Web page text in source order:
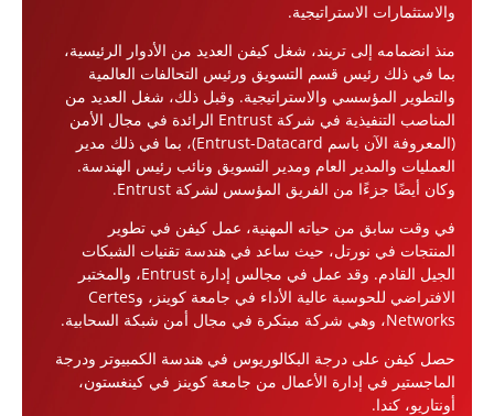
والاستثمارات الاستراتيجية.
منذ انضمامه إلى تريند، شغل كيفن العديد من الأدوار الرئيسية،
بما في ذلك رئيس قسم التسويق ورئيس التحالفات العالمية
والتطوير المؤسسي والاستراتيجية. وقبل ذلك، شغل العديد من
المناصب التنفيذية في شركة Entrust الرائدة في مجال الأمن
(المعروفة الآن باسم Entrust-Datacard)، بما في ذلك مدير
العمليات والمدير العام ومدير التسويق ونائب رئيس الهندسة.
وكان أيضًا جزءًا من الفريق المؤسس لشركة Entrust.
في وقت سابق من حياته المهنية، عمل كيفن في تطوير
المنتجات في نورتل، حيث ساعد في هندسة تقنيات الشبكات
الجيل القادم. وقد عمل في مجالس إدارة Entrust، والمختبر
الافتراضي للحوسبة عالية الأداء في جامعة كوينز، وCertes
Networks، وهي شركة مبتكرة في مجال أمن شبكة السحابية.
حصل كيفن على درجة البكالوريوس في هندسة الكمبيوتر ودرجة
الماجستير في إدارة الأعمال من جامعة كوينز في كينغستون،
أونتاريو، كندا.